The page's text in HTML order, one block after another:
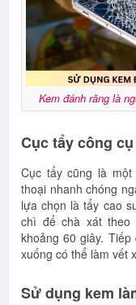
Kem đánh răng là
Cục tẩy công
Cục tẩy cũng là
thoại nhanh chóng
lựa chọn là tẩy cao
chì để chà xát theo
khoảng 60 giây.
xuống có thể làm vết
Sử dụng kem